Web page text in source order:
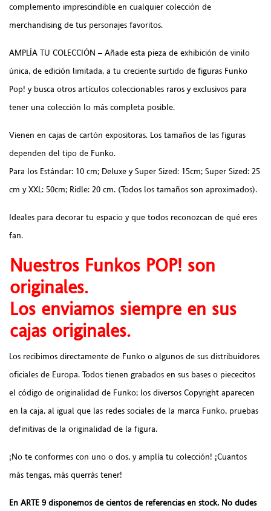
complemento imprescindible en cualquier colección de
merchandising de tus personajes favoritos.
AMPLÍA TU COLECCIÓN – Añade esta pieza de exhibición de vinilo
única, de edición limitada, a tu creciente surtido de figuras Funko
Pop! y busca otros artículos coleccionables raros y exclusivos para
tener una colección lo más completa posible.
Vienen en cajas de cartón expositoras. Los tamaños de las figuras
dependen del tipo de Funko.
Para los Estándar: 10 cm; Deluxe y Super Sized: 15cm; Super Sized: 25
cm y XXL: 50cm; Ridle: 20 cm. (Todos los tamaños son aproximados).
Ideales para decorar tu espacio y que todos reconozcan de qué eres
fan.
Nuestros Funkos POP! son
originales.
Los enviamos siempre en sus
cajas originales.
Los recibimos directamente de Funko o algunos de sus distribuidores
oficiales de Europa. Todos tienen grabados en sus bases o piececitos
el código de originalidad de Funko; los diversos Copyright aparecen
en la caja, al igual que las redes sociales de la marca Funko, pruebas
definitivas de la originalidad de la figura.
¡No te conformes con uno o dos, y amplía tu colección! ¡Cuantos
más tengas, más querrás tener!
En ARTE 9 disponemos de cientos de referencias en stock. No dudes